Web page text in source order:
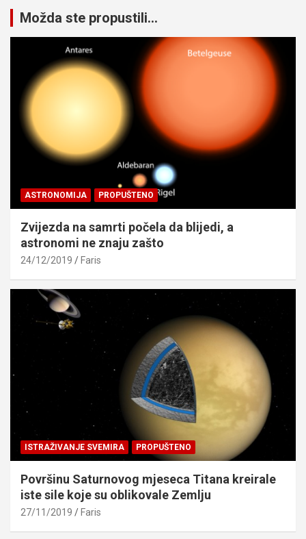
Možda ste propustili...
ASTRONOMIJA PROPUŠTENO
Zvijezda na samrti počela da blijedi, a
astronomi ne znaju zašto
24/12/2019 Faris
ISTRAŽIVANJE SVEMIRA PROPUŠTENO
Površinu Saturnovog mjeseca Titana kreirale
iste sile koje su oblikovale Zemlju
27/11/2019 Faris